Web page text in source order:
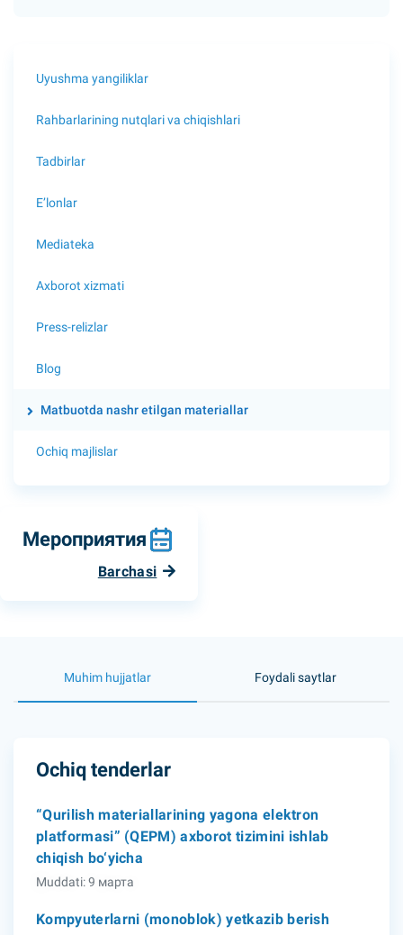
Uyushma yangiliklar
Rahbarlarining nutqlari va chiqishlari
Tadbirlar
E’lonlar
Mediateka
Axborot xizmati
Press-relizlar
Blog
Matbuotda nashr etilgan materiallar
Ochiq majlislar
Мероприятия
Barchasi
Muhim hujjatlar Foydali saytlar
Ochiq tenderlar
“Qurilish materiallarining yagona elektron
platformasi” (QEPM) axborot tizimini ishlab
chiqish bo‘yicha
Muddati: 9 марта
Kompyuterlarni (monoblok) yetkazib berish